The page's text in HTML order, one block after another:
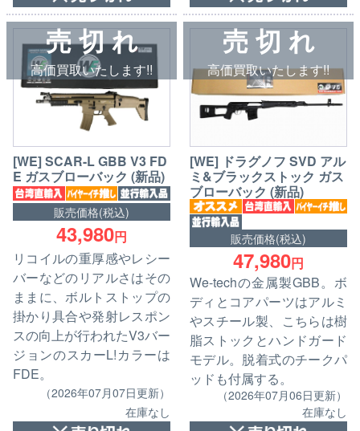
売 切 れ
高価買取いたします!!
[WE] SCAR-L GBB V3 FD
E ガスブローバック (新品)
販売価格(税込)
43,980円
リコイルの重厚感やレシー
バーなどのリアルさはその
ままに、ボルトストップの
掛かり具合や発射レスポン
スの向上が行われたV3バー
ジョンのスカーL!カラーは
FDE。
（2026年07月07日更新）
在庫なし
売 切 れ
高価買取いたします!!
[WE] ドラグノフ SVD アル
ミ&ブラックストック ガス
ブローバック (新品)
販売価格(税込)
47,980円
We-techの金属製GBB。ボ
ディとコアパーツはアルミ
やスチール製、こちらは樹
脂ストックとハンドガード
モデル。脱着式のチークパ
ッドも付属する。
（2026年07月06日更新）
在庫なし